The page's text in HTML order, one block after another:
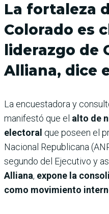
La fortaleza
Colorado es
liderazgo de
Alliana, dice
La encuestadora y
manifestó que el alto de
electoral que poseen el
Nacional Republicana
segundo del Ejecutivo y
Alliana, expone la
como movimiento